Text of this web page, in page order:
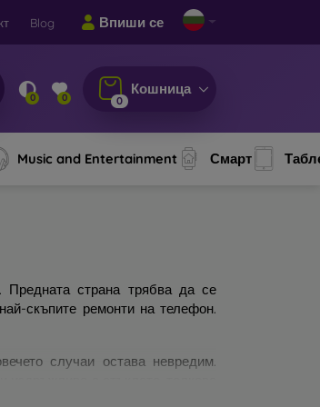
Blog Впиши се
0 0 0
Кошница
Music and Entertainment Смарт
Предната страна трябва да се
скъпите ремонти на телефон.
случаи остава невредим.
за мобилни телефони. На какво